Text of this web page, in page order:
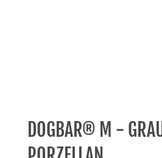
DOGBAR® M -